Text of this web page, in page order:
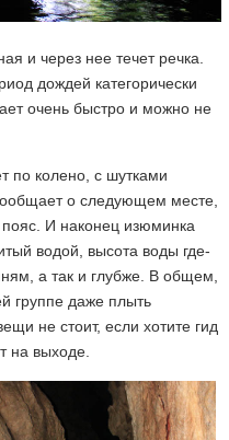
и через нее течет речка.
дождей категорически
очень быстро и можно не
по колено, с шутками
о следующем месте,
пояс. И наконец изюминка
водой, высота воды где-
а так и глубже. В общем,
группе даже плыть
не стоит, если хотите гид
на выходе.